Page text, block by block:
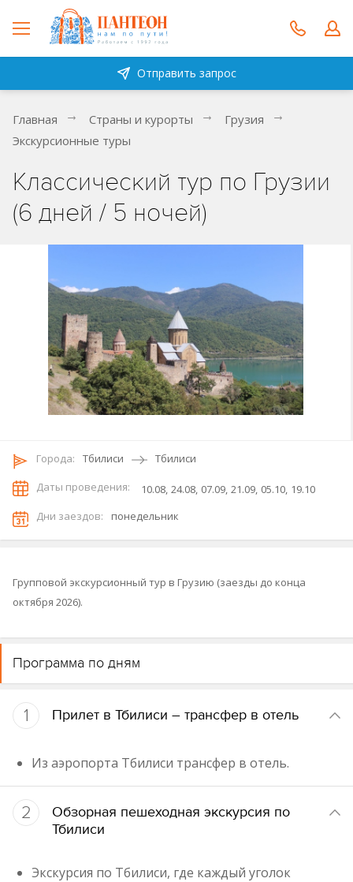
Отправить запрос
Главная Страны и курорты
Грузия
Экскурсионные туры
Классический тур по Грузии
(6 дней / 5 ночей)
Городa: Тбилиси
Тбилиси
Даты проведения:
10.08 24.08 07.09 21.09 05.10 19.10
Дни заездов:
понедельник
Групповой экскурсионный тур в Грузию (заезды до конца
октября 2026).
Программа по дням
1 Прилет в Тбилиси – трансфер в отель
Из аэропорта Тбилиси трансфер в отель.
2
Обзорная пешеходная экскурсия по
Тбилиси
Экскурсия по Тбилиси, где каждый уголок